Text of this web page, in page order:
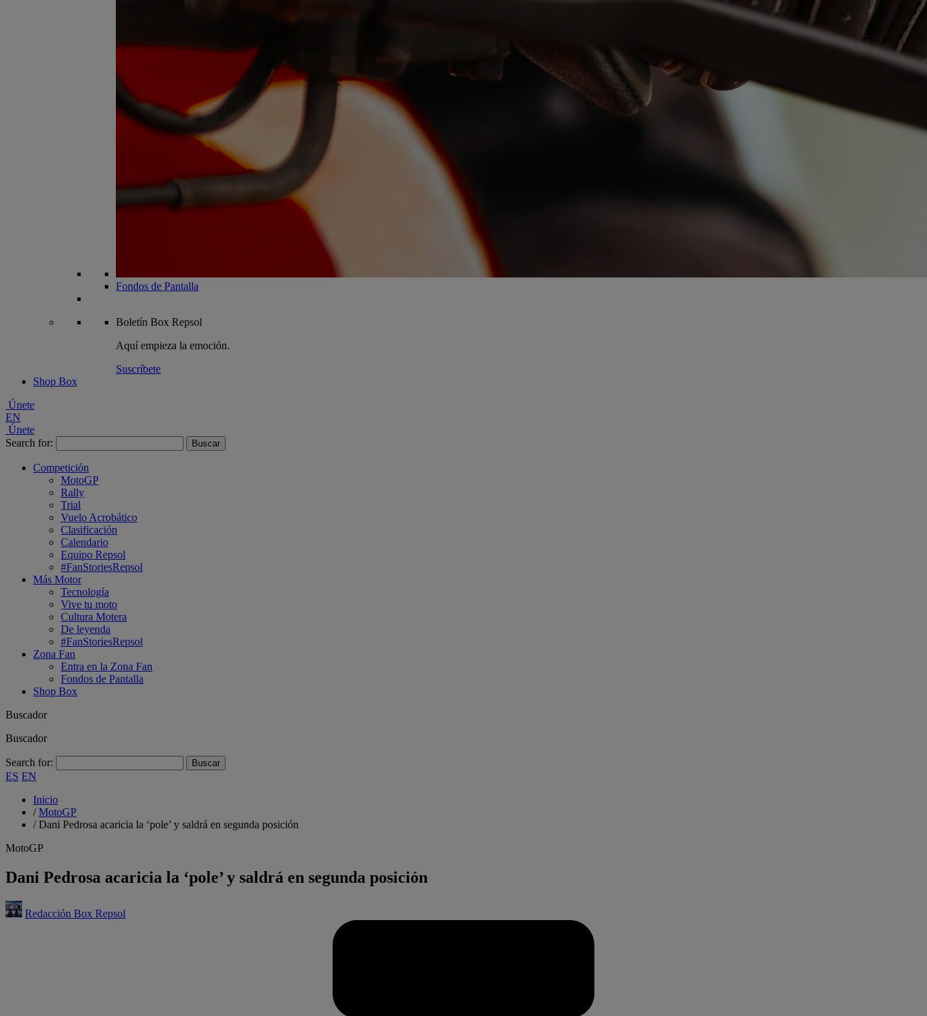
Fondos de Pantalla
Boletín Box Repsol
Aquí empieza la emoción.
Suscríbete
Shop Box
Únete
EN
Únete
Search for:
Competición
MotoGP
Rally
Trial
Vuelo Acrobático
Clasificación
Calendario
Equipo Repsol
#FanStoriesRepsol
Más Motor
Tecnología
Vive tu moto
Cultura Motera
De leyenda
#FanStoriesRepsol
Zona Fan
Entra en la Zona Fan
Fondos de Pantalla
Shop Box
Buscador
Buscador
Search for:
ES EN
Inicio
/MotoGP
/Dani Pedrosa acaricia la ‘pole’ y saldrá en segunda posición
MotoGP
Dani Pedrosa acaricia la ‘pole’ y saldrá en segunda posición
Redacción Box Repsol